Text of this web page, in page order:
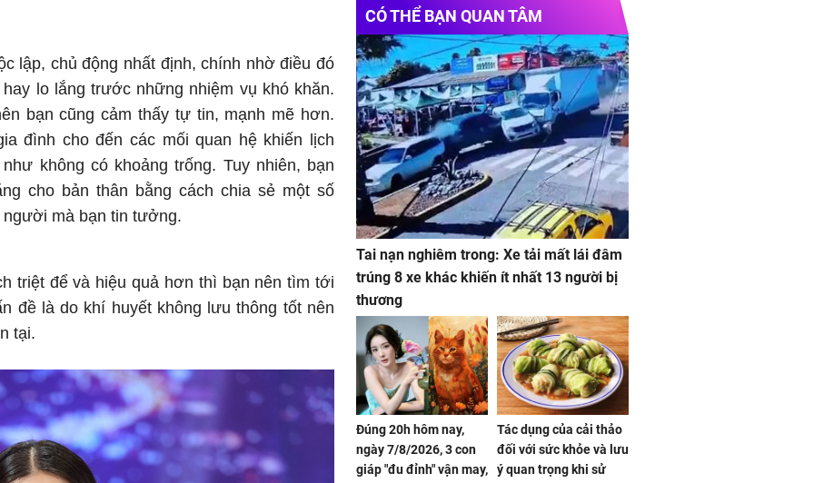
lập, chủ động nhất định, chính nhờ điều đó
lo lắng trước những nhiệm vụ khó khăn.
bạn cũng cảm thấy tự tin, mạnh mẽ hơn.
đình cho đến các mối quan hệ khiến lịch
không có khoảng trống. Tuy nhiên, bạn
cho bản thân bằng cách chia sẻ một số
mà bạn tin tưởng.
triệt để và hiệu quả hơn thì bạn nên tìm tới
đề là do khí huyết không lưu thông tốt nên
tại.
CÓ THỂ BẠN QUAN TÂM
Tai nạn nghiêm trong: Xe tải mất lái đâm
trúng 8 xe khác khiến ít nhất 13 người bị
thương
Đúng 20h hôm nay,
ngày 7/8/2026, 3 con
giáp "đu đỉnh" vận may,
Tác dụng của cải thảo
đối với sức khỏe và lưu
ý quan trọng khi sử